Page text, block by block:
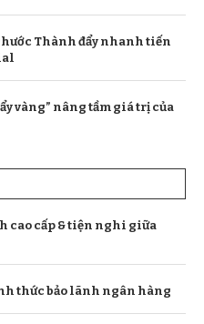
Thành đẩy nhanh tiến
vàng” nâng tầm giá trị của
cao cấp & tiện nghi giữa
thức bảo lãnh ngân hàng